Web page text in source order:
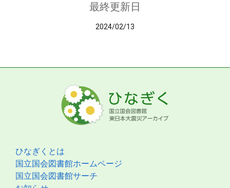
最終更新日
2024/02/13
ひなぎくとは
国立国会図書館ホームページ
国立国会図書館サーチ